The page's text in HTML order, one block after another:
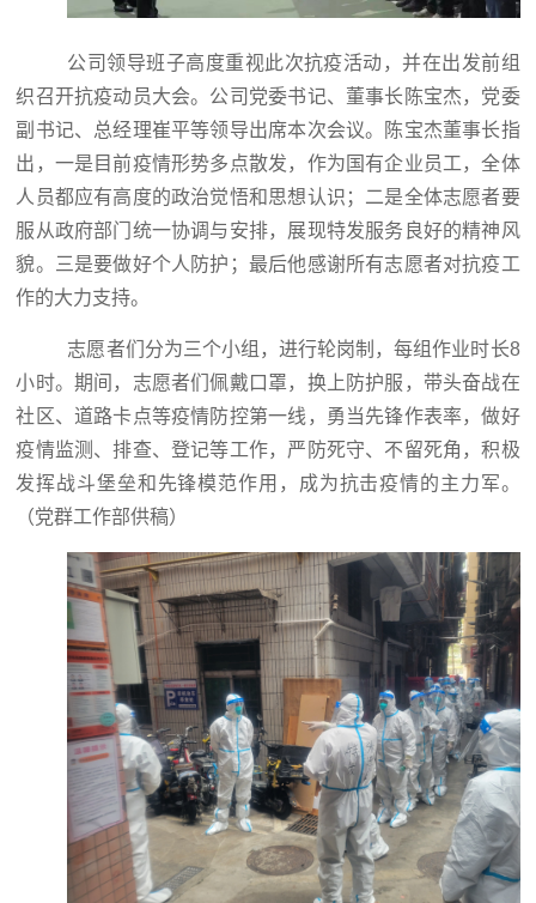
公司领导班子高度重视此次抗疫活动，并在出发前组
织召开抗疫动员大会。公司党委书记、董事长陈宝杰，党委
副书记、总经理崔平等领导出席本次会议。陈宝杰董事长指
出，一是目前疫情形势多点散发，作为国有企业员工，全体
人员都应有高度的政治觉悟和思想认识；二是全体志愿者要
服从政府部门统一协调与安排，展现特发服务良好的精神风
貌。三是要做好个人防护；最后他感谢所有志愿者对抗疫工
作的大力支持。
志愿者们分为三个小组，进行轮岗制，每组作业时长8
小时。期间，志愿者们佩戴口罩，换上防护服，带头奋战在
社区、道路卡点等疫情防控第一线，勇当先锋作表率，做好
疫情监测、排查、登记等工作，严防死守、不留死角，积极
发挥战斗堡垒和先锋模范作用，成为抗击疫情的主力军。
（党群工作部供稿）